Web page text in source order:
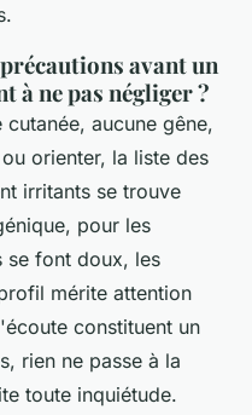
avant un
à ne pas négliger ?
aucune gêne,
orienter, la liste des
irritants se trouve
pour les
se font doux, les
mérite attention
constituent un
rien ne passe à la
toute inquiétude.